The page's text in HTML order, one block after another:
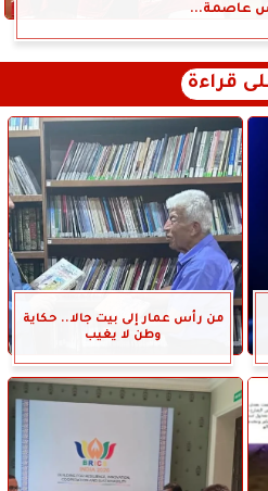
عاصمة...
قراءة
من رأس عمار إلى بيت جالا.. حكاية
وطن لا يغيب